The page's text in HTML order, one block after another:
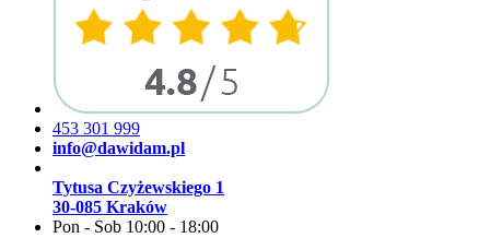
453 301 999
info@dawidam.pl
Tytusa Czyżewskiego 1
30-085 Kraków
Pon - Sob 10:00 - 18:00